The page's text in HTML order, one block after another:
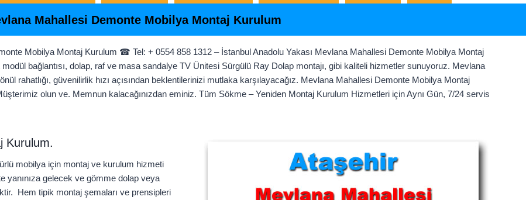
Mahallesi Demonte Mobilya Montaj Kurulum
Mobilya Montaj Kurulum ☎ Tel: + 0554 858 1312 – İstanbul Anadolu Yakası Mevlana Mahallesi Demonte Mobilya Montaj
bağlantısı, dolap, raf ve masa sandalye TV Ünitesi Sürgülü Ray Dolap montajı, gibi kaliteli hizmetler sunuyoruz. Mevlana
rahatlığı, güvenilirlik hızı açısından beklentilerinizi mutlaka karşılayacağız. Mevlana Mahallesi Demonte Mobilya Montaj
olun ve. Memnun kalacağınızdan eminiz. Tüm Sökme – Yeniden Montaj Kurulum Hizmetleri için Aynı Gün, 7/24 servis
Kurulum.
mobilya için montaj ve kurulum hizmeti
yanınıza gelecek ve gömme dolap veya
Hem tipik montaj şemaları ve prensipleri